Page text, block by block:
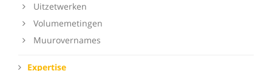
Uitzetwerken
Volumemetingen
Muurovernames
Expertise